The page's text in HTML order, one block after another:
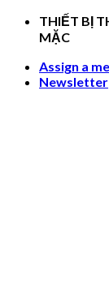
Skip
THIẾT BỊ
MẶC
Assign a
Newsletter